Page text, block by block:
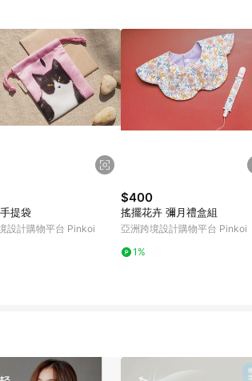
若於 LINE 購物前往 Pinkoi 頁面後才首次下載
提袋
設計購物平台 Pinkoi
$400
搖擺花卉 彌月禮盒組
亞洲跨境設計購物平台 Pinkoi
1%